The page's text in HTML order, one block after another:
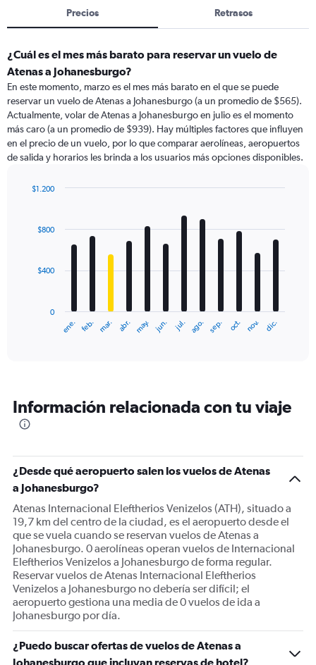
Precios Retrasos
¿Cuál es el mes más barato para reservar un vuelo de
Atenas a Johanesburgo?
En este momento, marzo es el mes más barato en el que se puede
reservar un vuelo de Atenas a Johanesburgo (a un promedio de $565).
Actualmente, volar de Atenas a Johanesburgo en julio es el momento
más caro (a un promedio de $939). Hay múltiples factores que influyen
en el precio de un vuelo, por lo que comparar aerolíneas, aeropuertos
de salida y horarios les brinda a los usuarios más opciones disponibles.
with
The
categories.
The
Y
axis
displaying
values.
Range:
0
to
1200.
ene. feb. mar. abr. may. jun. jul. ago. sep. oct. nov. dic.
0
$400
$800
$1.200
Información relacionada con tu viaje
¿Desde qué aeropuerto salen los vuelos de Atenas
a Johanesburgo?
Atenas Internacional Eleftherios Venizelos (ATH), situado a
19,7 km del centro de la ciudad, es el aeropuerto desde el
que se vuela cuando se reservan vuelos de Atenas a
Johanesburgo. 0 aerolíneas operan vuelos de Internacional
Eleftherios Venizelos a Johanesburgo de forma regular.
Reservar vuelos de Atenas Internacional Eleftherios
Venizelos a Johanesburgo no debería ser difícil; el
aeropuerto gestiona una media de 0 vuelos de ida a
Johanesburgo por día.
¿Puedo buscar ofertas de vuelos de Atenas a
Johanesburgo que incluyan reservas de hotel?